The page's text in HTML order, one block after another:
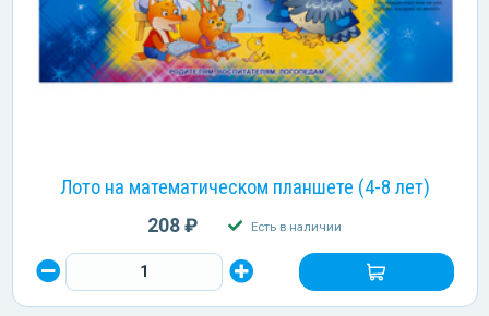
Лото на математическом планшете (4-8 лет)
208 ₽ Есть в наличии